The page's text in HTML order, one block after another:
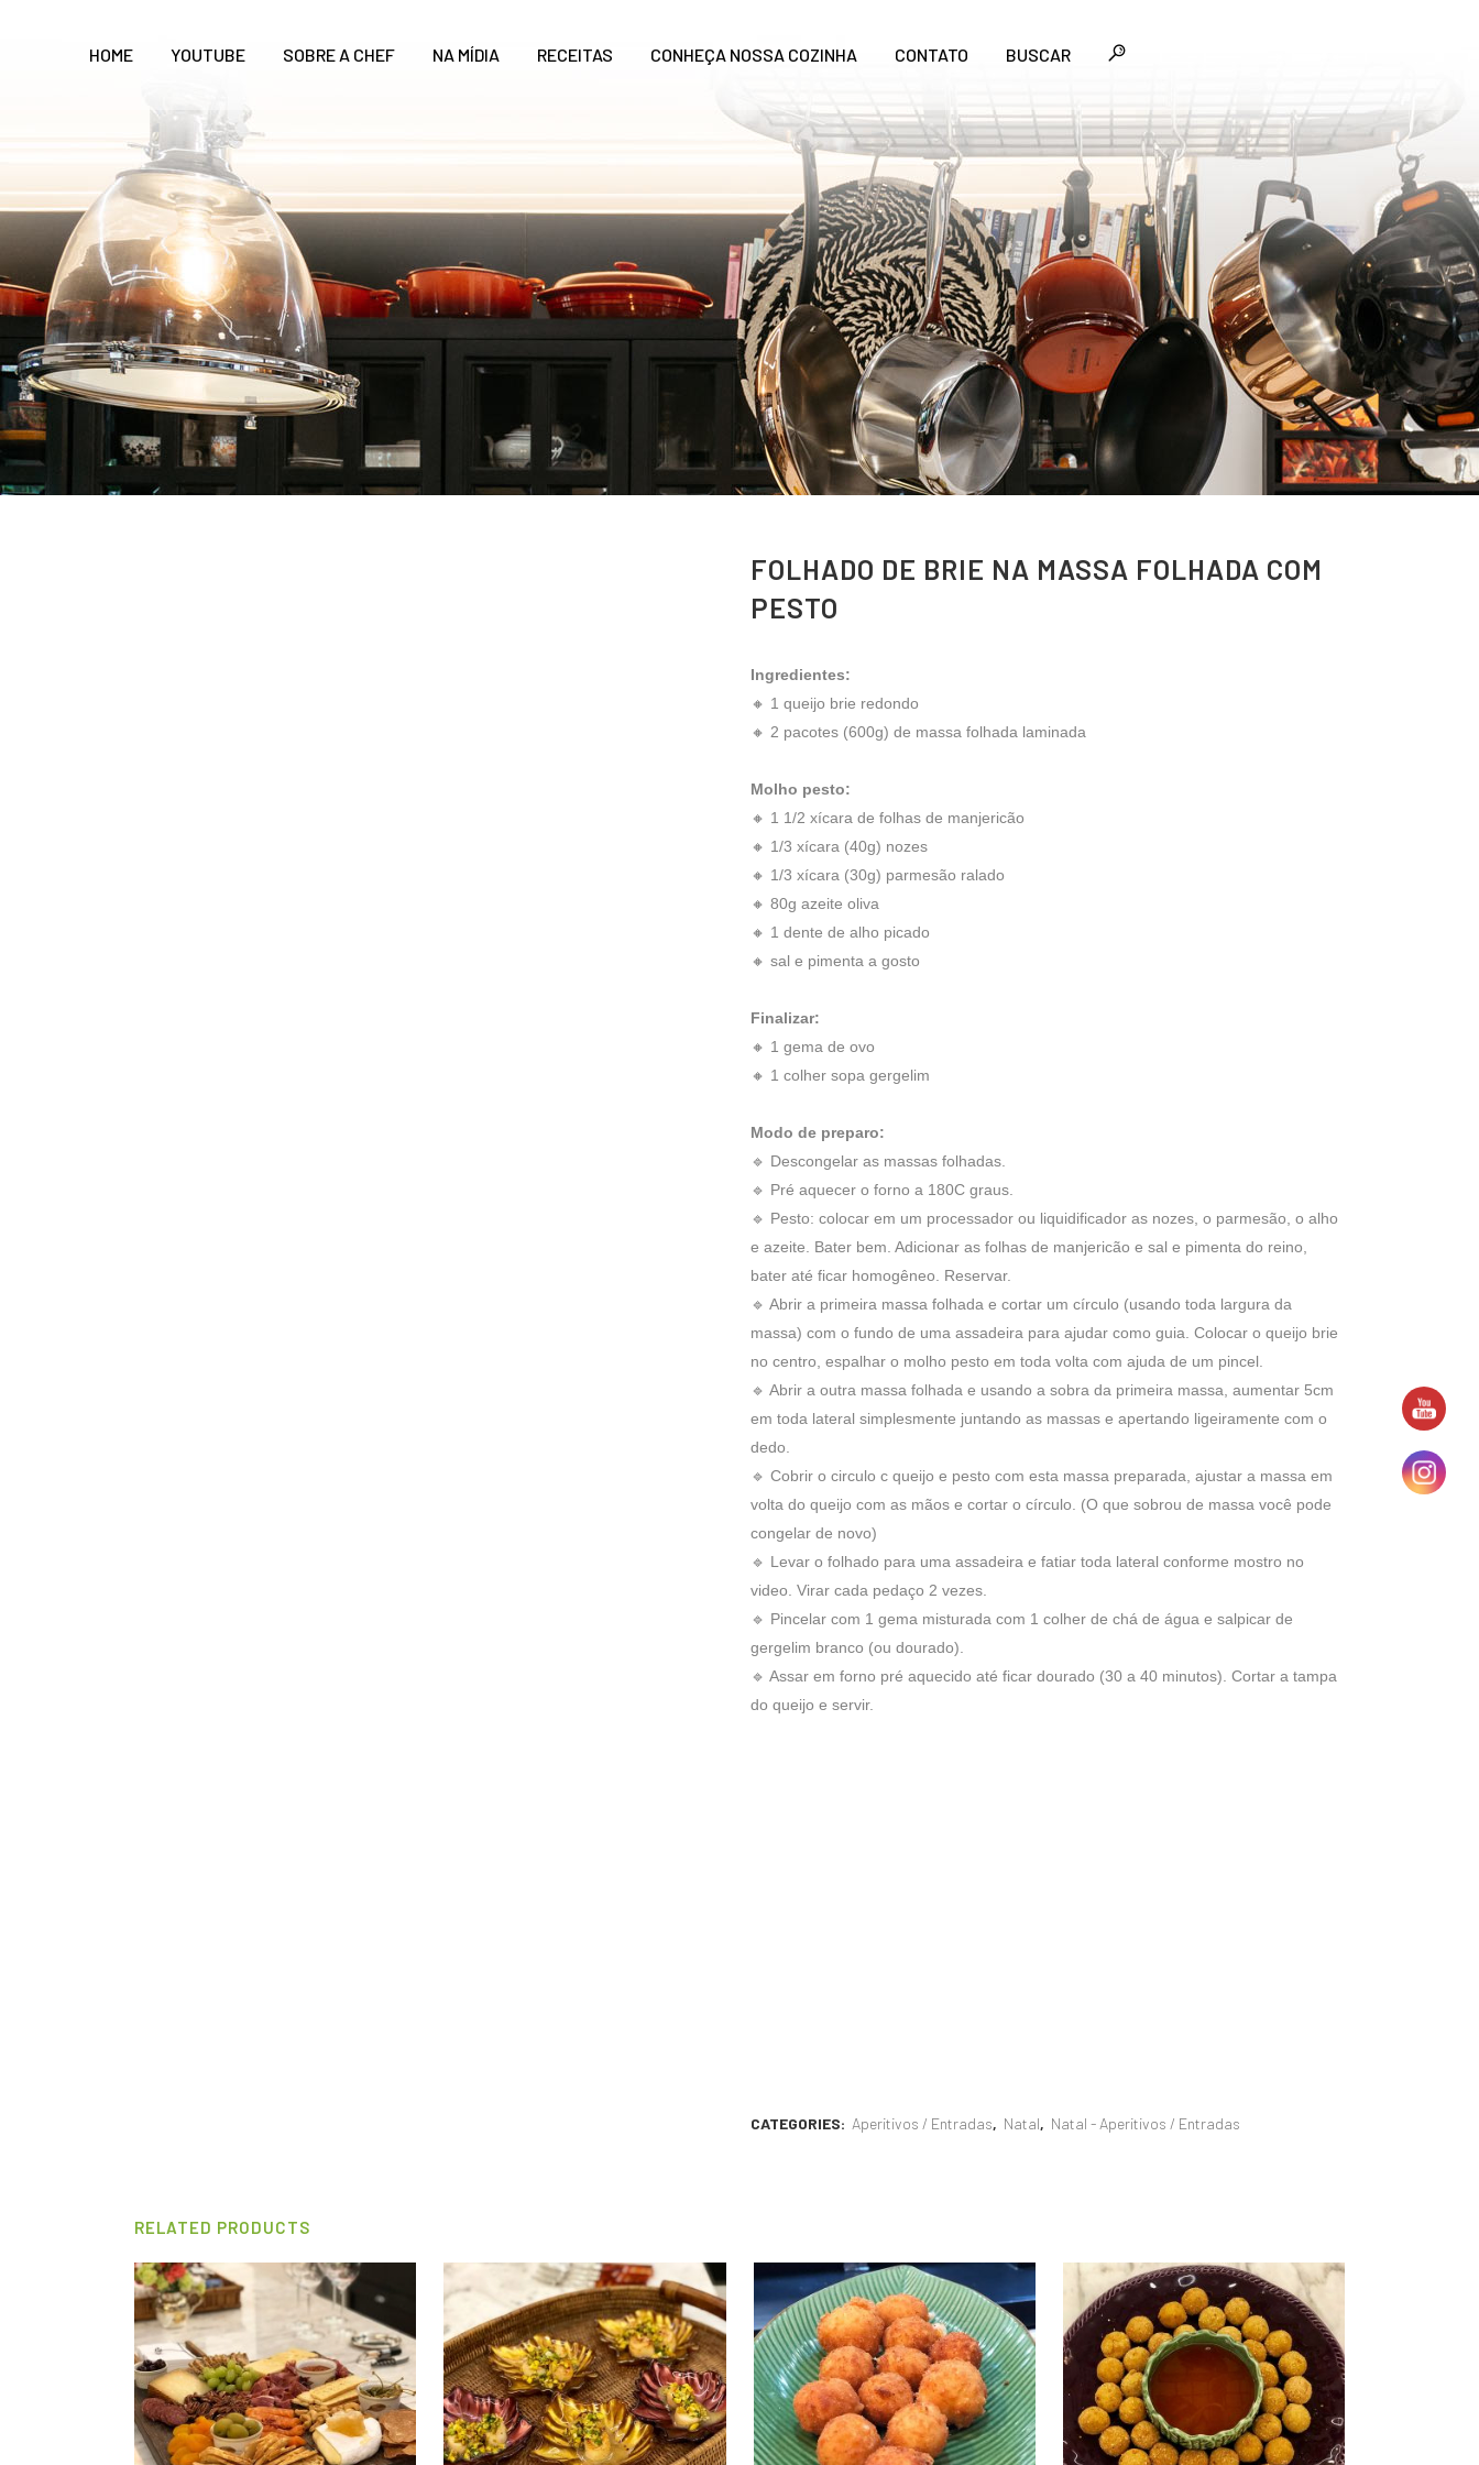
HOME YOUTUBE SOBRE A CHEF NA MÍDIA RECEITAS CONHEÇA NOSSA COZINHA CONTATO BUSCAR
FOLHADO DE BRIE NA MASSA FOLHADA COM
PESTO
Ingredientes:
🔸 1 queijo brie redondo
🔸 2 pacotes (600g) de massa folhada laminada
Molho pesto:
🔸 1 1/2 xícara de folhas de manjericão
🔸 1/3 xícara (40g) nozes
🔸 1/3 xícara (30g) parmesão ralado
🔸 80g azeite oliva
🔸 1 dente de alho picado
🔸 sal e pimenta a gosto
Finalizar:
🔸 1 gema de ovo
🔸 1 colher sopa gergelim
Modo de preparo:
🔹 Descongelar as massas folhadas.
🔹 Pré aquecer o forno a 180C graus.
🔹 Pesto: colocar em um processador ou liquidificador as nozes, o parmesão, o alho
e azeite. Bater bem. Adicionar as folhas de manjericão e sal e pimenta do reino,
bater até ficar homogêneo. Reservar.
🔹 Abrir a primeira massa folhada e cortar um círculo (usando toda largura da
massa) com o fundo de uma assadeira para ajudar como guia. Colocar o queijo brie
no centro, espalhar o molho pesto em toda volta com ajuda de um pincel.
🔹 Abrir a outra massa folhada e usando a sobra da primeira massa, aumentar 5cm
em toda lateral simplesmente juntando as massas e apertando ligeiramente com o
dedo.
🔹 Cobrir o circulo c queijo e pesto com esta massa preparada, ajustar a massa em
volta do queijo com as mãos e cortar o círculo. (O que sobrou de massa você pode
congelar de novo)
🔹 Levar o folhado para uma assadeira e fatiar toda lateral conforme mostro no
video. Virar cada pedaço 2 vezes.
🔹 Pincelar com 1 gema misturada com 1 colher de chá de água e salpicar de
gergelim branco (ou dourado).
🔹 Assar em forno pré aquecido até ficar dourado (30 a 40 minutos). Cortar a tampa
do queijo e servir.
CATEGORIES: Aperitivos / Entradas, Natal, Natal - Aperitivos / Entradas
RELATED PRODUCTS